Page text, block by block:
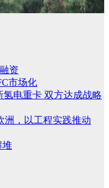
资
市场化
电重卡 双方达成战略
洲，以工程实践推动
堆